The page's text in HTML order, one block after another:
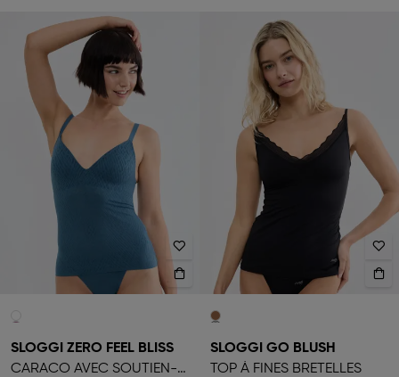
SLOGGI ZERO FEEL BLISS
CARACO AVEC SOUTIEN-GORGE PUSH-UP
SLOGGI GO BLUSH
TOP À FINES BRETELLES